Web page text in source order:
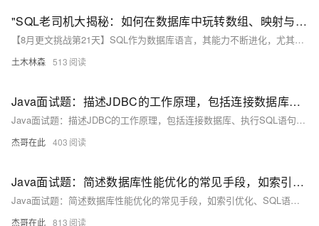
"SQL老司机大揭秘：如何在数据库中玩转数组、映射与JSON，解锁数据处理的无限可能，一场数据与技术的激情碰撞！"
【8月更文挑战第21天】SQL作为数据库语言，其能力不断进化，尤其是在处理复杂数据类型如数组、映射及JSON方面。例如，PostgreSQL自8.2版起支持数组类型，并提供`unnest()`和`array_agg()`等函数用于数组的操作。对于映射类型，虽然SQL标准未直接支持，但通过JSON数据类型间接实现了键值对的存储与查询。如在PostgreSQL中创建含JSONB类型的表，并使用`-&gt;&gt;`提取特定字段或`@&gt;`进行复杂条件筛选。掌握这些技巧对于高效管理现代数据至关重要，并预示着SQL在未来数据处理领域将持续扮演核心角色。
土木林森 513
Java面试题：描述JDBC的工作原理，包括连接数据库、执行SQL语句等步骤。
Java面试题：描述JDBC的工作原理，包括连接数据库、执行SQL语句等步骤。
杰哥在此 403
Java面试题：简述数据库性能优化的常见手段，如索引优化、SQL语句优化等。
Java面试题：简述数据库性能优化的常见手段，如索引优化、SQL语句优化等。
杰哥在此 813